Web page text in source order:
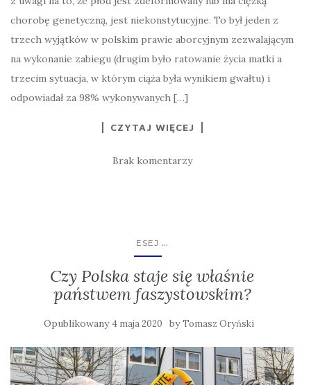
chorobę genetyczną, jest niekonstytucyjne. To był jeden z
trzech wyjątków w polskim prawie aborcyjnym zezwalającym
na wykonanie zabiegu (drugim było ratowanie życia matki a
trzecim sytuacja, w którym ciąża była wynikiem gwałtu) i
odpowiadał za 98% wykonywanych […]
CZYTAJ WIĘCEJ
Brak komentarzy
ESEJ ...
Czy Polska staje się właśnie
państwem faszystowskim?
Opublikowany4 maja 2020 byTomasz Oryński